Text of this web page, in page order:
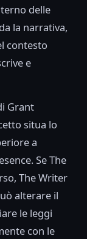
delle
la narrativa,
contesto
e
Grant
situa lo
a
Se The
The Writer
alterare il
le leggi
con le